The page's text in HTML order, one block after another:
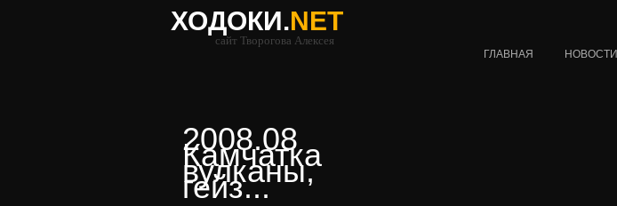
ГЛАВНАЯ НОВОСТИ
2008.08
Камчатка
вулканы,
гейз...
ХОДОКИ.NET
сайт Творогова Алексея